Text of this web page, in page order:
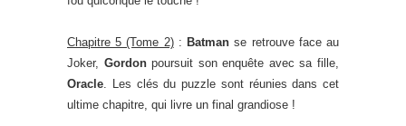
Chapitre 5 (Tome 2): Batman se retrouve face au
Joker, Gordonpoursuit son enquête avec sa fille,
Oracle. Les clés du puzzle sont réunies dans cet
ultime chapitre, qui livre un final grandiose !